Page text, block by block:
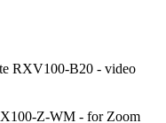
RXV100-B20 - video
Z-WM - for Zoom